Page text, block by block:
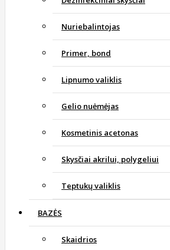
Nuriebalintojas
Primer, bond
Lipnumo valiklis
Gelio nuėmėjas
Kosmetinis acetonas
Skysčiai akrilui, polygeliui
Teptukų valiklis
BAZĖS
Skaidrios